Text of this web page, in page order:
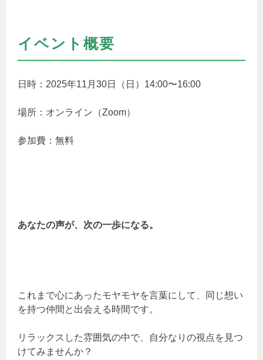
イベント概要
日時：2025年11月30日（日）14:00〜16:00
場所：オンライン（Zoom）
参加費：無料
あなたの声が、次の一歩になる。
これまで心にあったモヤモヤを言葉にして、同じ想い
を持つ仲間と出会える時間です。
リラックスした雰囲気の中で、自分なりの視点を見つ
けてみませんか？